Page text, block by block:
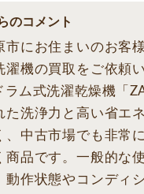
のコメント
市にお住まいのお客
濯機の買取をご依頼
ラム式洗濯乾燥機「
た洗浄力と高い省エ
、中古市場でも非常
商品です。一般的な
動作状態やコンディ